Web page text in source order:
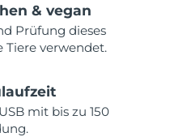
& vegan
Prüfung dieses
Tiere verwendet.
mit bis zu 150